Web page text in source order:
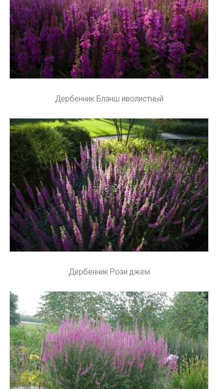
Дербенник Бланш иволистный
Дербенник Рози джем